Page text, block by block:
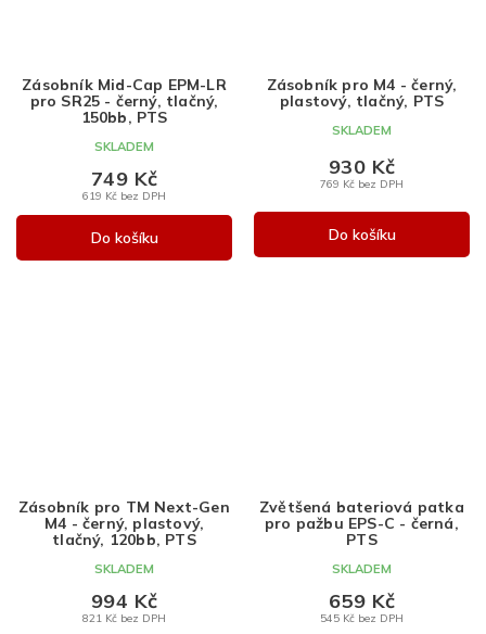
Zásobník Mid-Cap EPM-LR
pro SR25 - černý, tlačný,
150bb, PTS
SKLADEM
619 Kč bez DPH
749 Kč
Do košíku
Zásobník pro M4 - černý,
plastový, tlačný, PTS
SKLADEM
769 Kč bez DPH
930 Kč
Do košíku
Zásobník pro TM Next-Gen
M4 - černý, plastový,
tlačný, 120bb, PTS
SKLADEM
821 Kč bez DPH
994 Kč
Zvětšená bateriová patka
pro pažbu EPS-C - černá,
PTS
SKLADEM
545 Kč bez DPH
659 Kč